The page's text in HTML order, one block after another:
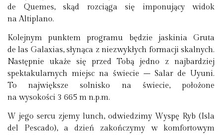
de Quemes, skąd rozciąga się imponujący widok
na Altiplano.
Kolejnym punktem programu będzie jaskinia Gruta
de las Galaxias, słynąca z niezwykłych formacji skalnych.
Następnie ukaże się przed Tobą jedno z najbardziej
spektakularnych miejsc na świecie – Salar de Uyuni.
To największe solnisko na świecie, położone
na wysokości 3 665 m n.p.m.
W jego sercu zjemy lunch, odwiedzimy Wyspę Ryb (Isla
del Pescado), a dzień zakończymy w komfortowym